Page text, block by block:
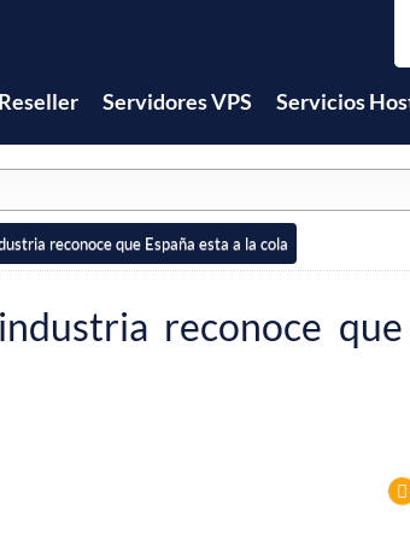
Reseller Servidores VPS Servicios
reconoce que España esta a la cola
reconoce que